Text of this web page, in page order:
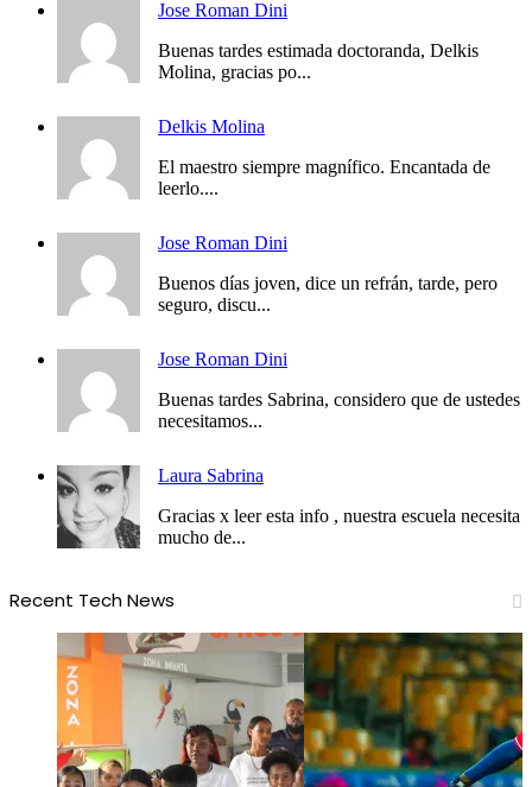
Jose Roman Dini
Buenas tardes estimada doctoranda, Delkis
Molina, gracias po...
Delkis Molina
El maestro siempre magnífico. Encantada de
leerlo....
Jose Roman Dini
Buenos días joven, dice un refrán, tarde, pero
seguro, discu...
Jose Roman Dini
Buenas tardes Sabrina, considero que de ustedes
necesitamos...
Laura Sabrina
Gracias x leer esta info , nuestra escuela necesita
mucho de...
Recent Tech News